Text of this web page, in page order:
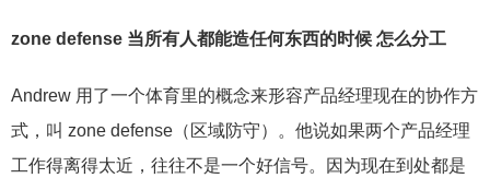
zone defense 当所有人都能造任何东西的时候 怎么分工
Andrew 用了一个体育里的概念来形容产品经理现在的协作方
式，叫 zone defense（区域防守）。他说如果两个产品经理
工作得离得太近，往往不是一个好信号。因为现在到处都是